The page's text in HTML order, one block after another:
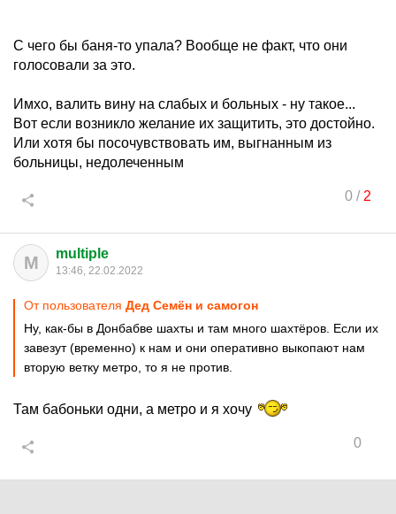
С чего бы баня-то упала? Вообще не факт, что они
голосовали за это.
Имхо, валить вину на слабых и больных - ну такое...
Вот если возникло желание их защитить, это достойно.
Или хотя бы посочувствовать им, выгнанным из
больницы, недолеченным
0/ 2
M multiple
13:46, 22.02.2022
От пользователя Дед Семён и самогон
Ну, как-бы в Донбабве шахты и там много шахтёров. Если их
завезут (временно) к нам и они оперативно выкопают нам
вторую ветку метро, то я не против.
Там бабоньки одни, а метро и я хочу
0